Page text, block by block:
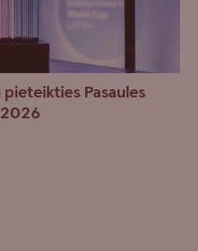
Pasaules